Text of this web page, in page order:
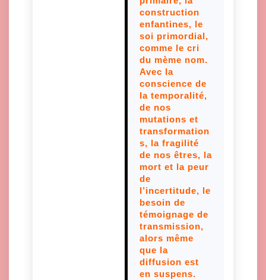
construction
enfantines, le
soi primordial,
comme le cri
du mème nom.
Avec la
conscience de
la temporalité,
de nos
mutations et
transformation
s, la fragilité
de nos êtres, la
mort et la peur
de
l’incertitude, le
besoin de
témoignage de
transmission,
alors même
que la
diffusion est
en suspens.